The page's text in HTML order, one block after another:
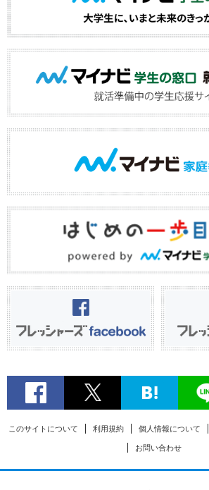
このサイトについて 利用規約 個人情報について
お問い合わせ